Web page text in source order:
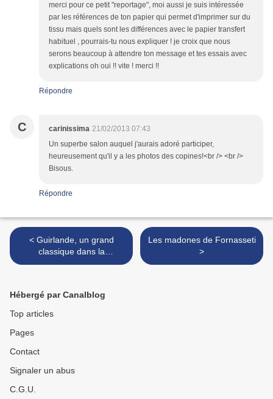
merci pour ce petit "reportage", moi aussi je suis intéressée
par les références de ton papier qui permet d'imprimer sur du
tissu mais quels sont les différences avec le papier transfert
habituel , pourrais-tu nous expliquer ! je croix que nous
serons beaucoup à attendre ton message et tes essais avec
explications oh oui !! vite ! merci !!
Répondre
C carinissima 21/02/2013 07:43
Un superbe salon auquel j'aurais adoré participer,
heureusement qu'il y a les photos des copines!<br /> <br />
Bisous.
Répondre
< Guirlande, un grand
classique dans la
blogosphère ?
Les madones de Fornasseti
>
Hébergé par Canalblog
Top articles
Pages
Contact
Signaler un abus
C.G.U.